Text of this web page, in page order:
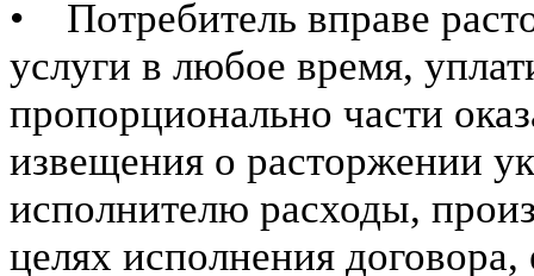
• Потребитель вправе
услуги в любое время,
пропорционально части
извещения о расторжении
исполнителю расходы,
целях исполнения